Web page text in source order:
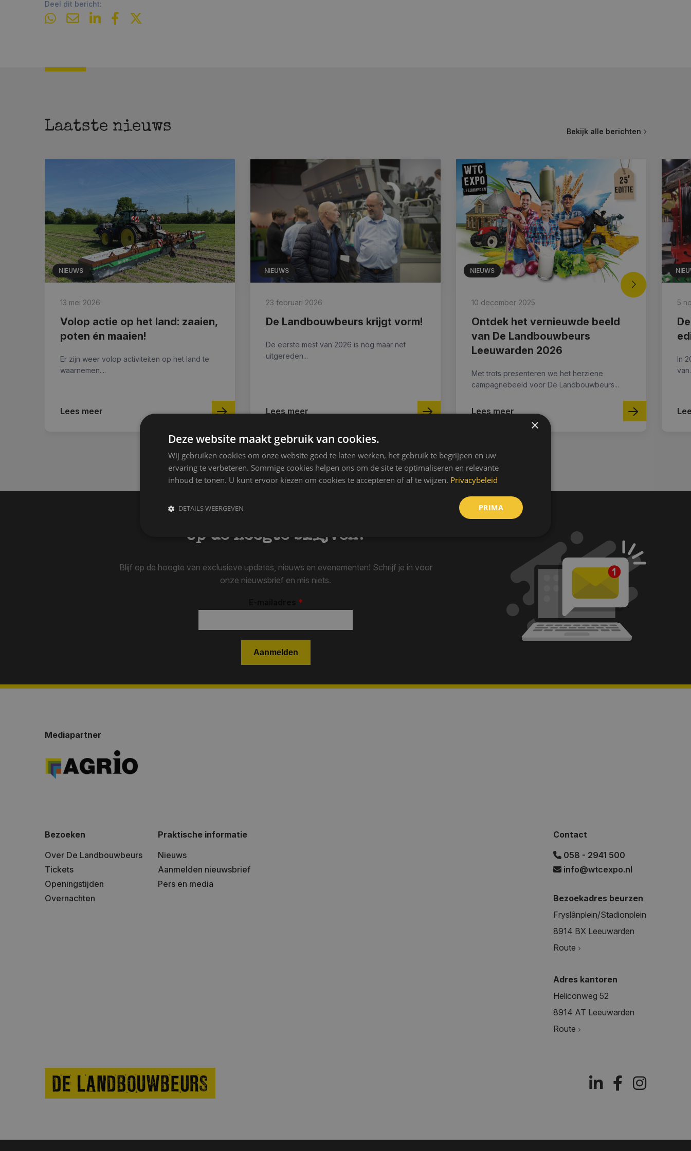
Deel dit bericht:
Laatste nieuws Bekijk alle berichten
NIEUWS
13 mei 2026
Volop actie op het land: zaaien,
poten én maaien!
Er zijn weer volop activiteiten op het land te
waarnemen....
Lees meer
NIEUWS
23 februari 2026
De Landbouwbeurs krijgt vorm!
De eerste mest van 2026 is nog maar net
uitgereden...
Lees meer
NIEUWS
10 december 2025
Ontdek het vernieuwde beeld
van De Landbouwbeurs
Leeuwarden 2026
Met trots presenteren we het herziene
campagnebeeld voor De Landbouwbeurs...
Lees meer
5
In
Op de hoogte blijven?
Blijf op de hoogte van exclusieve updates, nieuws en evenementen! Schrijf je in voor
onze nieuwsbrief en mis niets.
*
Mediapartner
Bezoeken
Over De Landbouwbeurs
Tickets
Openingstijden
Overnachten
Praktische informatie
Nieuws
Aanmelden nieuwsbrief
Pers en media
Contact
058 - 2941 500
info@wtcexpo.nl
Bezoekadres beurzen
Fryslânplein/Stadionplein
8914 BX Leeuwarden
Route
Adres kantoren
Heliconweg 52
8914 AT Leeuwarden
Route
×
Deze website maakt gebruik van cookies.
Wij gebruiken cookies om onze website goed te laten werken, het gebruik te begrijpen en uw
ervaring te verbeteren. Sommige cookies helpen ons om de site te optimaliseren en relevante
inhoud te tonen. U kunt ervoor kiezen om cookies te accepteren of af te wijzen. Privacybeleid
PRIMA
DETAILS WEERGEVEN